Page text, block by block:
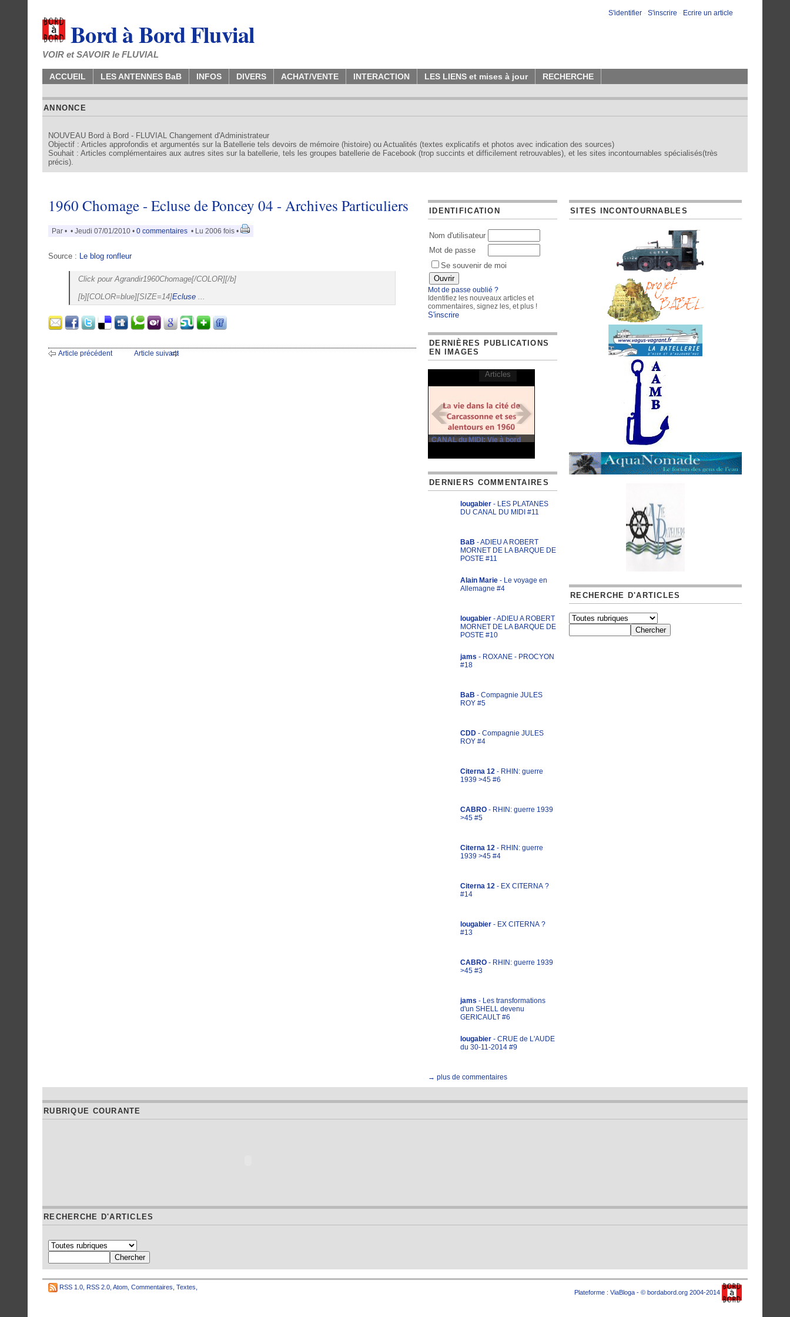
S'identifier - S'inscrire - Ecrire un article
Bord à Bord Fluvial
VOIR et SAVOIR le FLUVIAL
ACCUEIL LES ANTENNES BaB INFOS DIVERS ACHAT/VENTE INTERACTION LES LIENS et mises à jour RECHERCHE
ANNONCE
NOUVEAU Bord à Bord - FLUVIAL Changement d'Administrateur
Objectif : Articles approfondis et argumentés sur la Batellerie tels devoirs de mémoire (histoire) ou Actualités (textes explicatifs et photos avec indication des sources)
Souhait : Articles complémentaires aux autres sites sur la batellerie, tels les groupes batellerie de Facebook (trop succints et difficilement retrouvables), et les sites incontournables spécialisés(très
précis).
1960 Chomage - Ecluse de Poncey 04 - Archives Particuliers
Par • • Jeudi 07/01/2010 • 0 commentaires • Lu 2006 fois •
Source : Le blog ronfleur
Click pour Agrandir1960Chomage[/COLOR][/b]
[b][COLOR=blue][SIZE=14]Ecluse
Article précédent Article suivant
IDENTIFICATION
Nom d'utilisateur
Mot de passe
Se souvenir de moi
Mot de passe oublié ?
Identifiez les nouveaux articles et
commentaires, signez les, et plus !
S'inscrire
DERNIÈRES PUBLICATIONS
EN IMAGES
CANAL du MIDI: Vie à bord
Articles
DERNIERS COMMENTAIRES
lougabier - LES PLATANES
DU CANAL DU MIDI #11
BaB - ADIEU A ROBERT
MORNET DE LA BARQUE DE
POSTE #11
Alain Marie - Le voyage en
Allemagne #4
lougabier - ADIEU A ROBERT
MORNET DE LA BARQUE DE
POSTE #10
jams - ROXANE - PROCYON
#18
BaB - Compagnie JULES
ROY #5
CDD - Compagnie JULES
ROY #4
Citerna 12 - RHIN: guerre
1939 >45 #6
CABRO - RHIN: guerre 1939
>45 #5
Citerna 12 - RHIN: guerre
1939 >45 #4
Citerna 12 - EX CITERNA ?
#14
lougabier - EX CITERNA ?
#13
CABRO - RHIN: guerre 1939
>45 #3
jams - Les transformations
d'un SHELL devenu
GERICAULT #6
lougabier - CRUE de L'AUDE
du 30-11-2014 #9
→ plus de commentaires
SITES INCONTOURNABLES
RECHERCHE D'ARTICLES
RUBRIQUE COURANTE
RECHERCHE D'ARTICLES
RSS 1.0 RSS 2.0 Atom Commentaires Textes
Plateforme : ViaBloga - © bordabord.org 2004-2014